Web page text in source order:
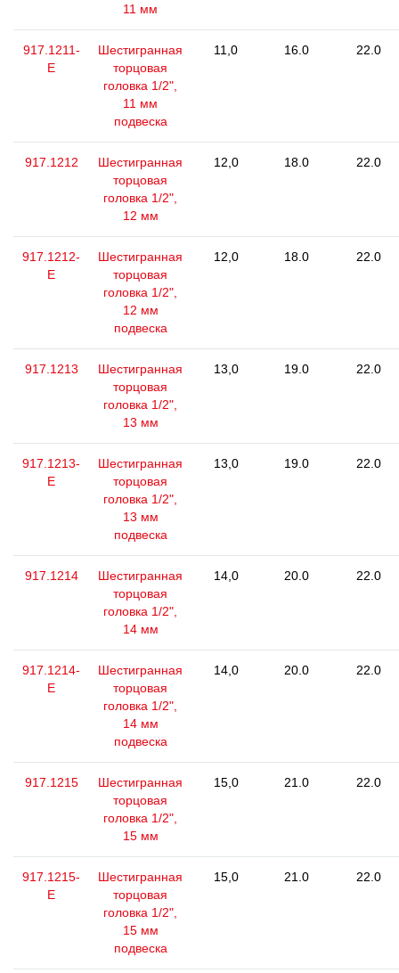
11 мм
917.1211-
E
Шестигранная
торцовая
головка 1/2",
11 мм
подвеска
11,0 16.0 22.0
917.1212
Шестигранная
торцовая
головка 1/2",
12 мм
12,0 18.0 22.0
917.1212-
E
Шестигранная
торцовая
головка 1/2",
12 мм
подвеска
12,0 18.0 22.0
917.1213
Шестигранная
торцовая
головка 1/2",
13 мм
13,0 19.0 22.0
917.1213-
E
Шестигранная
торцовая
головка 1/2",
13 мм
подвеска
13,0 19.0 22.0
917.1214
Шестигранная
торцовая
головка 1/2",
14 мм
14,0 20.0 22.0
917.1214-
E
Шестигранная
торцовая
головка 1/2",
14 мм
подвеска
14,0 20.0 22.0
917.1215
Шестигранная
торцовая
головка 1/2",
15 мм
15,0 21.0 22.0
917.1215-
E
Шестигранная
торцовая
головка 1/2",
15 мм
подвеска
15,0 21.0 22.0